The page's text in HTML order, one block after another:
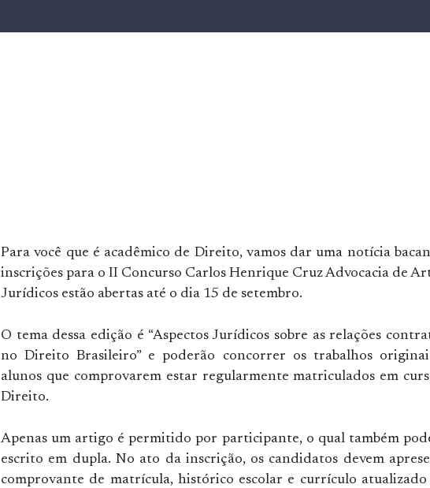
Para você que é acadêmico de Direito, vamos dar uma notícia
inscrições para o II Concurso Carlos Henrique Cruz Advocacia de
Jurídicos estão abertas até o dia 15 de setembro.
O tema dessa edição é “Aspectos Jurídicos sobre as relações
no Direito Brasileiro” e poderão concorrer os trabalhos
alunos que comprovarem estar regularmente matriculados em
Direito.
Apenas um artigo é permitido por participante, o qual também
escrito em dupla. No ato da inscrição, os candidatos devem
comprovante de matrícula, histórico escolar e currículo atualizado